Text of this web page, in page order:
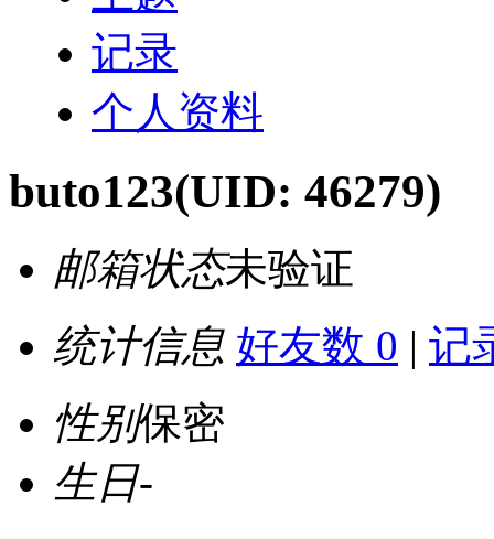
记录
个人资料
buto123(UID: 46279)
邮箱状态未验证
统计信息 好友数 0 | 记
性别保密
生日-